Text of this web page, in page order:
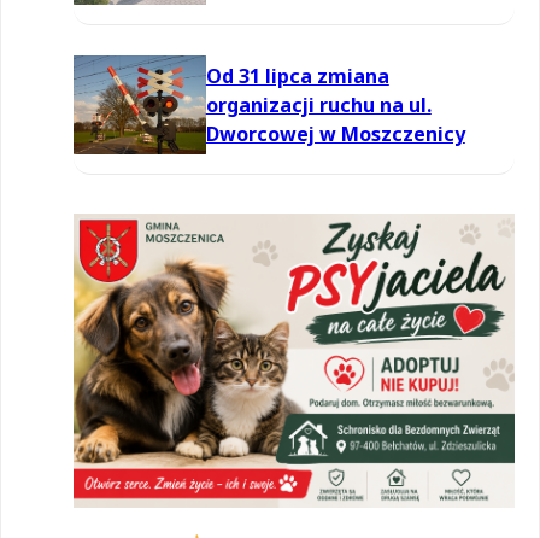
Od 31 lipca zmiana
organizacji ruchu na ul.
Dworcowej w Moszczenicy